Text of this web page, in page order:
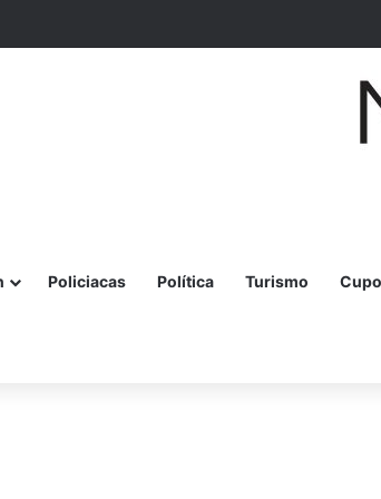
de Operaciones en el Muelle de Pescadores
Policiacas Política Turismo